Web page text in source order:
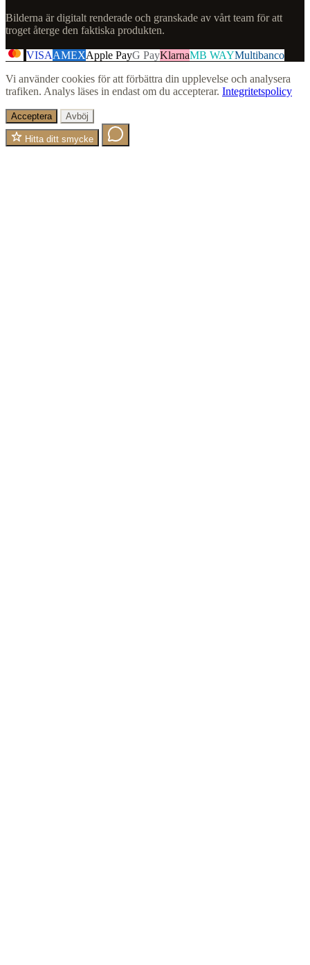
Bilderna är digitalt renderade och granskade av vårt team för att
troget återge den faktiska produkten.
VISAAMEXApple PayG PayKlarnaMB WAYMultibanco
Vi använder cookies för att förbättra din upplevelse och analysera
trafiken. Analys läses in endast om du accepterar. Integritetspolicy
Acceptera Avböj
Hitta ditt smycke